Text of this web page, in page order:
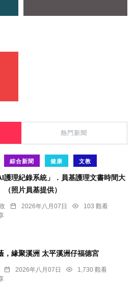
熱門新聞
綜合新聞 健康 文教
護理紀錄系統」．員基護理文書時間大
（照片員基提供）
2026年八月07日
103 觀看
，緣聚溪洲 太平溪洲仔福德宮
2026年八月07日
1,730 觀看